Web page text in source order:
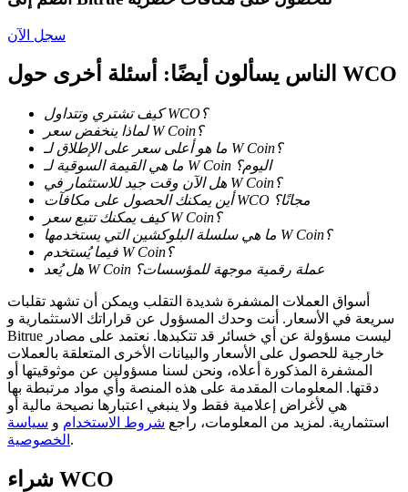
تعلم الستاكينغ
تعرف على كيفية كسب الدخل السلبي
Bitrue
AI
شركاء بيترو
سجل الآن
الناس يسألون أيضًا: أسئلة أخرى حول WCO
كيف تشتري وتتداول WCO؟
لماذا ينخفض سعر W Coin؟
ما هو أعلى سعر على الإطلاق لـ W Coin؟
ما هي القيمة السوقية لـ W Coin اليوم؟
هل الآن وقت جيد للاستثمار في W Coin؟
أين يمكنك الحصول على مكافآت WCO مجانًا؟
كيف يمكنك تتبع سعر W Coin؟
ما هي سلسلة البلوكشين التي يستخدمها W Coin؟
فيما يُستخدم W Coin؟
هل يُعد W Coin عملة رقمية موجهة للمؤسسات؟
أسواق العملات المشفرة شديدة التقلب ويمكن أن تشهد تقلبات
سريعة في الأسعار. أنت وحدك المسؤول عن قراراتك الاستثمارية و
Bitrue ليست مسؤولة عن أي خسائر قد تتكبدها. نعتمد على مصادر
خارجية للحصول على الأسعار والبيانات الأخرى المتعلقة بالعملات
المشفرة المذكورة أعلاه، ونحن لسنا مسؤولين عن موثوقيتها أو
دقتها. المعلومات المقدمة على هذه المنصة وأي مواد مرتبطة بها
هي لأغراض إعلامية فقط ولا ينبغي اعتبارها نصيحة مالية أو
استثمارية. لمزيد من المعلومات، راجع شروط الاستخدام و سياسة
الخصوصية .
شراء WCO